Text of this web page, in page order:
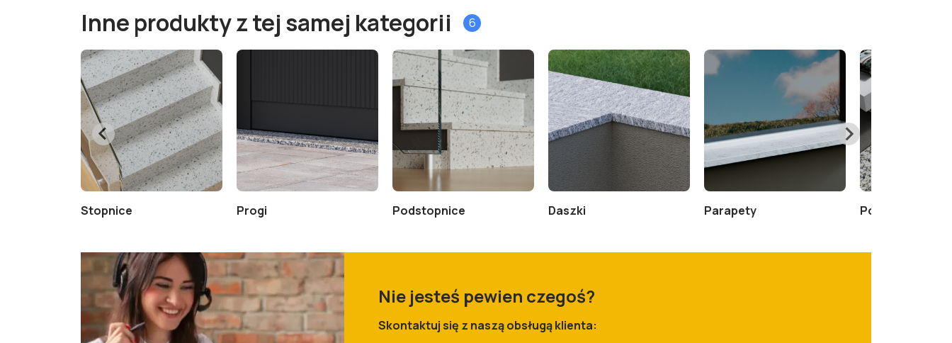
Inne produkty z tej samej kategorii 6
Stopnice Progi Podstopnice Daszki Parapety Podłogi
Nie jesteś pewien czegoś?
Skontaktuj się z naszą obsługą klienta: